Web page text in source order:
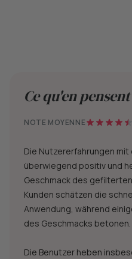
Ce qu'en
NOTE MOYENNE
Die Nutzererfahrungen
überwiegend positiv und
Geschmack des
Kunden schätzen die
Anwendung, während
des Geschmacks betonen.
Die Benutzer heben